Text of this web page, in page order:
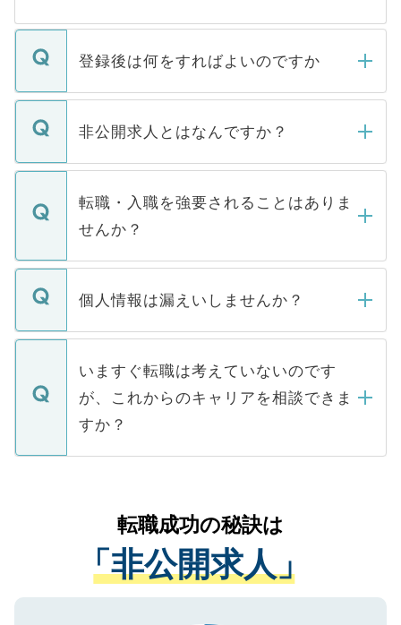
登録後は何をすればよいのですか
ご登録いただきましたら、弊社担当者がご
登録内容を確認し、その後メールもしくは
ます。通常、5営業日以内にはご連絡をせて
いただきますので、しばらくお待ちくださ
非公開求人とはなんですか？
マイナビDOCTORで取り扱っている求人の
うち約3割は、Webサイトからご覧いただ
けない「非公開求人」です。非公開求人は
下記の理由によって、一般には公開してい
ません。
■応募殺到を避けるため 人気のある医療機
関を公にしてしまうと、応募が殺到する場
に、医療機関が求める条件に合った人材の
みを人材紹介会社に依頼するケースが増え
ています。
転職・入職を強要されることはありま
せんか？
転職・入職を強要することは一切ありませ
ん。また、仮に応募先から内定をいただい
定を承諾する必要はありません。内定先へ
の辞退の連絡はキャリアパートナーが行い
個人情報は漏えいしませんか？
個人情報が漏えいすることはありませんの
で、ご安心ください。当サイトからの登録
などで収集したご登録者様の個人情報は、
ご本人のキャリアアップおよび転職活動の
支援を目的に使用いたします。お預かりし
ているすべての個人データはご本人の許可
は、個人情報の取り扱いについての厳密な
管理基準を満たした事業者のみに付与され
る、プライバシーマークを取得済みです。
いますぐ転職は考えていないのです
が、これからのキャリアを相談できま
すか？
かがいして、現在の医療機関の状況や紹介
経験をまじえながら、適切なアドバイスを
させていただきます。すぐにご転職をされ
ない方には、長期的なサポートが可能です
ので、まずはご登録ください。
転職成功の秘訣は
「非公開求人」